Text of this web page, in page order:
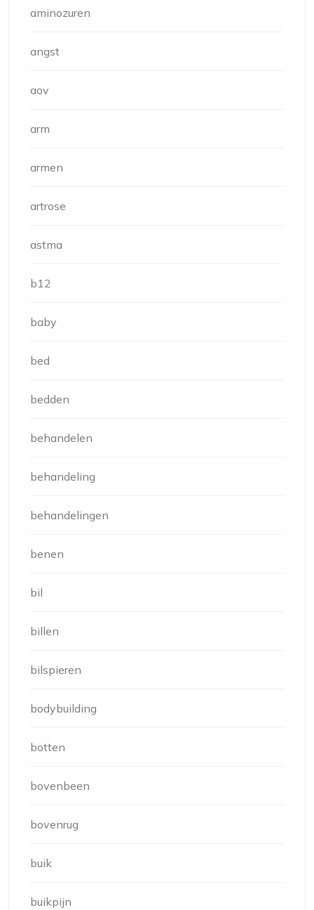
aminozuren
angst
aov
arm
armen
artrose
astma
b12
baby
bed
bedden
behandelen
behandeling
behandelingen
benen
bil
billen
bilspieren
bodybuilding
botten
bovenbeen
bovenrug
buik
buikpijn